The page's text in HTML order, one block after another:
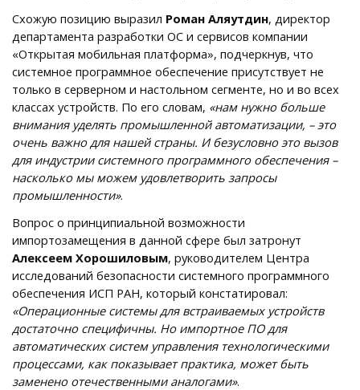
Схожую позицию выразил Роман Аляутдин, директор
департамента разработки ОС и сервисов компании
«Открытая мобильная платформа», подчеркнув, что
системное программное обеспечение присутствует не
только в серверном и настольном сегменте, но и во всех
классах устройств. По его словам, «нам нужно больше
внимания уделять промышленной автоматизации, – это
очень важно для нашей страны. И безусловно это вызов
для индустрии системного программного обеспечения –
насколько мы можем удовлетворить запросы
промышленности».
Вопрос о принципиальной возможности
импортозамещения в данной сфере был затронут
Алексеем Хорошиловым, руководителем Центра
исследований безопасности системного программного
обеспечения ИСП РАН, который констатировал:
«Операционные системы для встраиваемых устройств
достаточно специфичны. Но импортное ПО для
автоматических систем управления технологическими
процессами, как показывает практика, может быть
заменено отечественными аналогами».